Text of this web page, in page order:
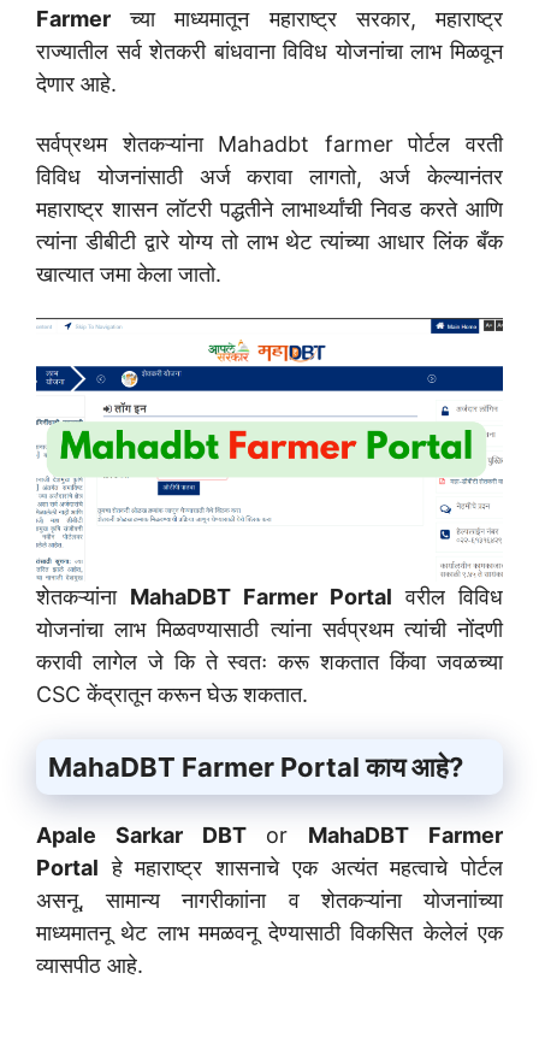
Farmer च्या माध्यमातून महाराष्ट्र सरकार, महाराष्ट्र
राज्यातील सर्व शेतकरी बांधवाना विविध योजनांचा लाभ मिळवून
देणार आहे.
सर्वप्रथम शेतकऱ्यांना Mahadbt farmer पोर्टल वरती
विविध योजनांसाठी अर्ज करावा लागतो, अर्ज केल्यानंतर
महाराष्ट्र शासन लॉटरी पद्धतीने लाभार्थ्यांची निवड करते आणि
त्यांना डीबीटी द्वारे योग्य तो लाभ थेट त्यांच्या आधार लिंक बँक
खात्यात जमा केला जातो.
शेतकऱ्यांना MahaDBT Farmer Portal वरील विविध
योजनांचा लाभ मिळवण्यासाठी त्यांना सर्वप्रथम त्यांची नोंदणी
करावी लागेल जे कि ते स्वतः करू शकतात किंवा जवळच्या
CSC केंद्रातून करून घेऊ शकतात.
MahaDBT Farmer Portal काय आहे?
Apale Sarkar DBTor MahaDBT Farmer
Portal हे महाराष्ट्र शासनाचे एक अत्यंत महत्वाचे पोर्टल
असनू, सामान्य नागरीकाांना व शेतकऱ्यांना योजनाांच्या
माध्यमातनू थेट लाभ ममळवनू देण्यासाठी विकसित केलेलं एक
व्यासपीठ आहे.